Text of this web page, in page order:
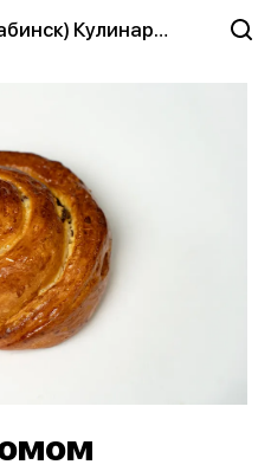
Хлебный дом (Лабинск) Кулинария